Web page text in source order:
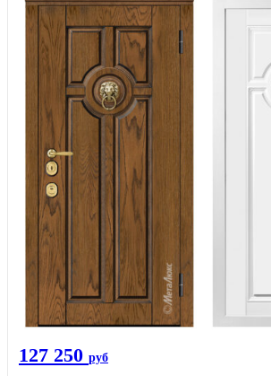
127 250 руб